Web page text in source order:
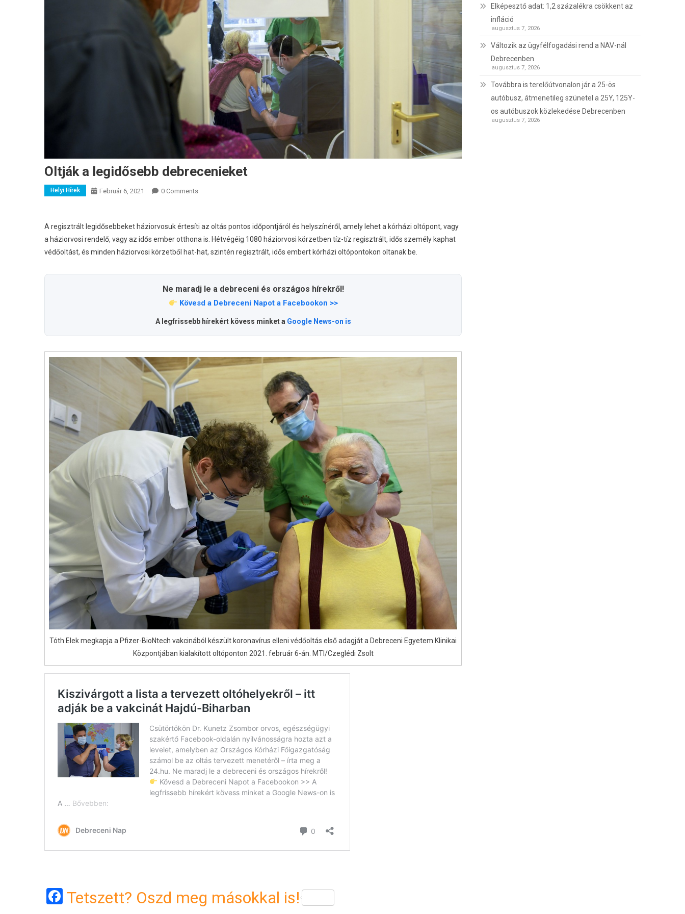
Oltják a legidősebb debrecenieket
Helyi Hírek Február 6, 2021 0 Comments
A regisztrált legidősebbeket háziorvosuk értesíti az oltás pontos időpontjáról és helyszínéről, amely lehet a kórházi oltópont, vagy
a háziorvosi rendelő, vagy az idős ember otthona is. Hétvégéig 1080 háziorvosi körzetben tíz-tíz regisztrált, idős személy kaphat
védőoltást, és minden háziorvosi körzetből hat-hat, szintén regisztrált, idős embert kórházi oltópontokon oltanak be.
Ne maradj le a debreceni és országos hírekről!
Kövesd a Debreceni Napot a Facebookon >>
A legfrissebb hírekért kövess minket a Google News-on is
Tóth Elek megkapja a Pfizer-BioNtech vakcinából készült koronavírus elleni védőoltás első adagját a Debreceni Egyetem Klinikai
Központjában kialakított oltóponton 2021. február 6-án. MTI/Czeglédi Zsolt
Facebook
Tetszett? Oszd meg másokkal is!
Elképesztő adat: 1,2 százalékra csökkent az
infláció
augusztus 7, 2026
Változik az ügyfélfogadási rend a NAV-nál
Debrecenben
augusztus 7, 2026
Továbbra is terelőútvonalon jár a 25-ös
autóbusz, átmenetileg szünetel a 25Y, 125Y-
os autóbuszok közlekedése Debrecenben
augusztus 7, 2026